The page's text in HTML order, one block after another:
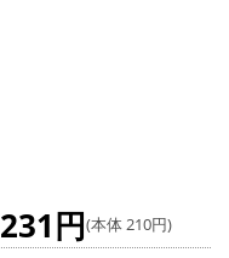
231円(本体 210円)